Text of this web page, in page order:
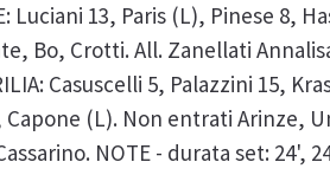
Luciani 13, Paris (L), Pinese 8,
Bo, Crotti. All. Zanellati
Casuscelli 5, Palazzini 15,
Capone (L). Non entrati Arinze,
NOTE - durata set: 24',